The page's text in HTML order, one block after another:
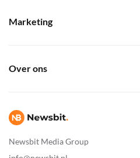
Newsbit Media Group
Marketing
Over ons